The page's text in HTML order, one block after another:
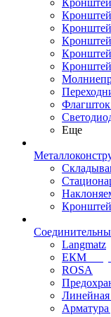
Еще
Langmatz
ЕКМ
ROSA
Линейная